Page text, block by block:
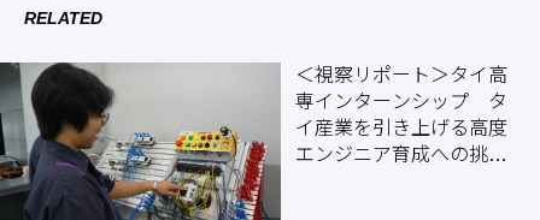
RELATED
＜視察リポート＞タイ高
専インターンシップ タ
イ産業を引き上げる高度
エンジニア育成への挑戦